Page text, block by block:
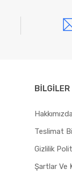
BILGILER
Hakkımızda
Teslimat
Gizlilik
Şartlar Ve